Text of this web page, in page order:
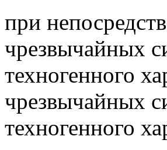
при
чрезвычайных
техногенного
чрезвычайных
техногенного